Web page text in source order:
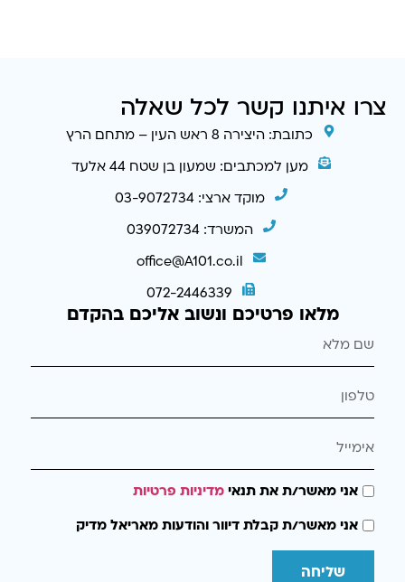
צרו איתנו קשר לכל שאלה
כתובת: היצירה 8 ראש העין – מתחם הרץ
מען למכתבים: שמעון בן שטח 44 אלעד
מוקד ארצי: 03-9072734
המשרד: 039072734
office@A101.co.il
072-2446339
מלאו פרטיכם ונשוב אליכם בהקדם
אני מאשר/ת את תנאימדיניות פרטיות
אני מאשר/ת קבלת דיוור והודעות מאריאל מדיק
שליחה